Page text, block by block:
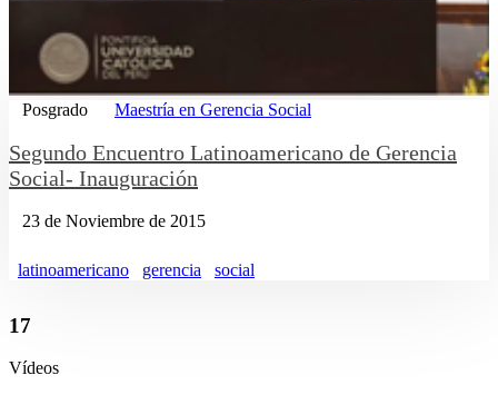
Posgrado Maestría en Gerencia Social
Segundo Encuentro Latinoamericano de Gerencia
Social- Inauguración
23 de Noviembre de 2015
latinoamericano gerencia social
17
Vídeos